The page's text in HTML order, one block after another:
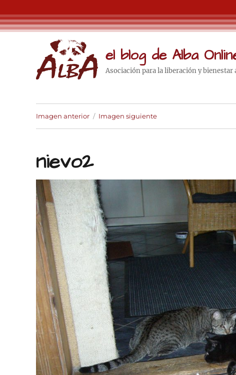
el blog de Alba
Asociación para la liberación y bienestar
Imagen anterior Imagen siguiente
nievo2